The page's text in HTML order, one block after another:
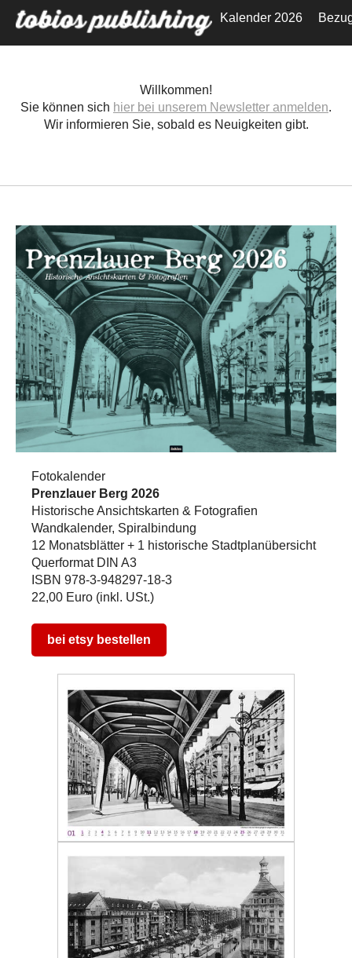
Kalender 2026
Willkommen!
Sie können sich hier bei unserem Newsletter anmelden.
Wir informieren Sie, sobald es Neuigkeiten gibt.
Fotokalender
Prenzlauer Berg 2026
Historische Ansichtskarten & Fotografien
Wandkalender, Spiralbindung
12 Monatsblätter + 1 historische Stadtplanübersicht
Querformat DIN A3
ISBN 978-3-948297-18-3
22,00 Euro (inkl. USt.)
bei etsy bestellen